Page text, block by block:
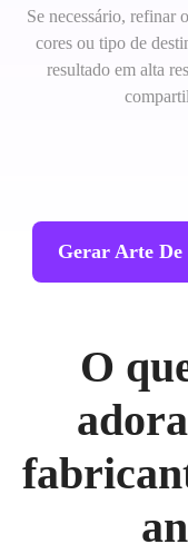
Se necessário, refinar
cores ou tipo de
resultado em alta
Gerar Arte
O